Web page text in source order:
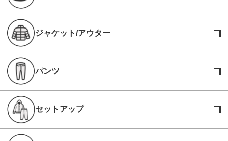
ジャケット/アウター
パンツ
セットアップ